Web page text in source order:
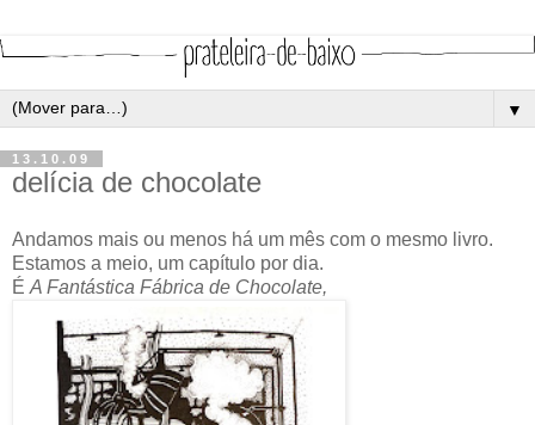
▼
13.10.09
delícia de chocolate
Andamos mais ou menos há um mês com o mesmo livro.
Estamos a meio, um capítulo por dia.
É A Fantástica Fábrica de Chocolate,